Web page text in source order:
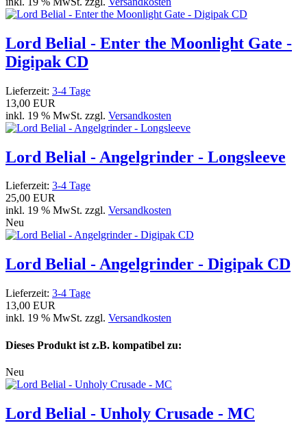
Lord Belial - Enter the Moonlight Gate -
Digipak CD
Lieferzeit: 3-4 Tage
13,00 EUR
inkl. 19 % MwSt. zzgl. Versandkosten
Lord Belial - Angelgrinder - Longsleeve
Lieferzeit: 3-4 Tage
25,00 EUR
inkl. 19 % MwSt. zzgl. Versandkosten
Neu
Lord Belial - Angelgrinder - Digipak CD
Lieferzeit: 3-4 Tage
13,00 EUR
inkl. 19 % MwSt. zzgl. Versandkosten
Dieses Produkt ist z.B. kompatibel zu:
Neu
Lord Belial - Unholy Crusade - MC